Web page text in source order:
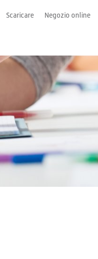
Scaricare Negozio online